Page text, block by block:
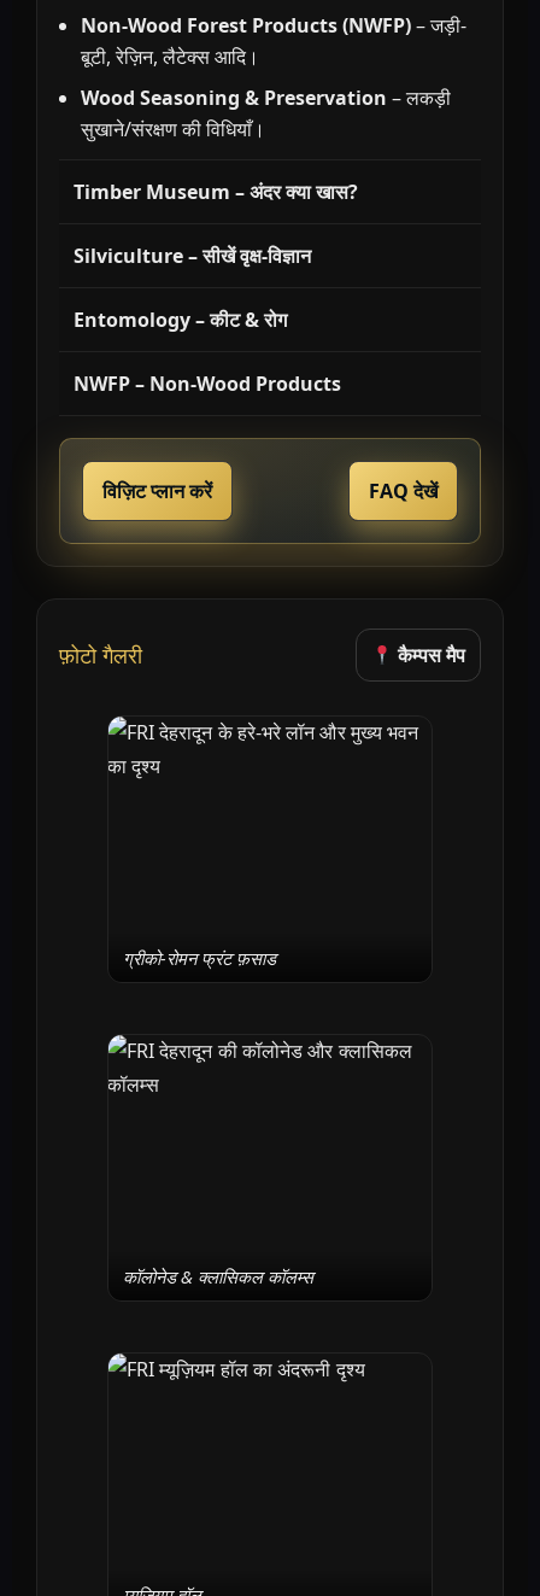
Non-Wood Forest Products (NWFP)– जड़ी-
बूटी, रेज़िन, लैटेक्स आदि।
Wood Seasoning & Preservation – लकड़ी
सुखाने/संरक्षण की विधियाँ।
Timber Museum – अंदर क्या खास?
Silviculture – सीखें वृक्ष-विज्ञान
Entomology – कीट & रोग
NWFP – Non-Wood Products
विज़िट प्लान करें FAQ देखें
फ़ोटो गैलरी कैम्पस मैप
ग्रीको-रोमन फ्रंट फ़साड
कॉलोनेड & क्लासिकल कॉलम्स